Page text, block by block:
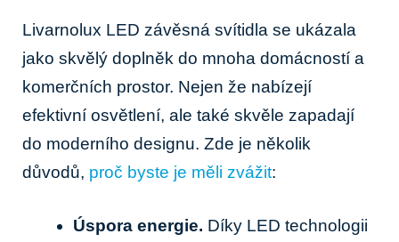
Livarnolux ⁢LED závěsná svítidla se ukázala ​
jako⁢ skvělý doplněk⁢ do mnoha domácností⁢ a
komerčních prostor. Nejen ⁣že nabízejí
⁣efektivní osvětlení, ‌ale také​ skvěle zapadají
do moderního designu. Zde je⁢ několik
⁣důvodů,⁣ proč byste je měli zvážit:
Úspora energie. ​Díky LED technologii